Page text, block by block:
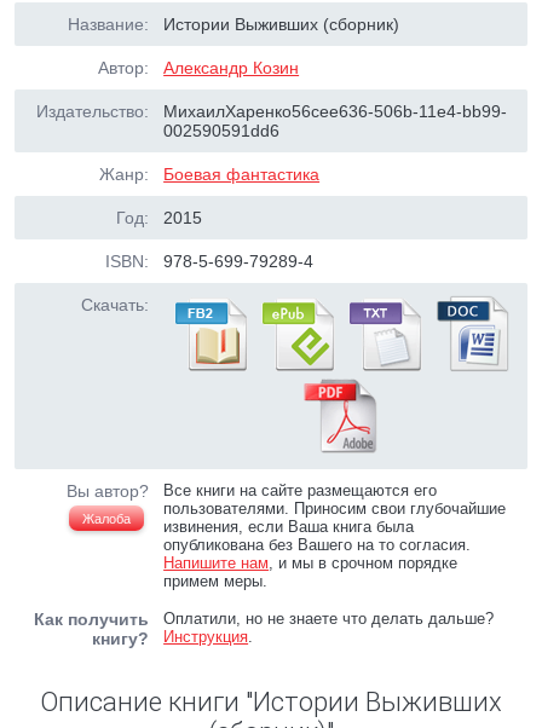
Название: Истории Выживших (сборник)
Автор: Александр Козин
Издательство:
МихаилХаренко56cee636-506b-11e4-bb99-
002590591dd6
Жанр: Боевая фантастика
Год: 2015
ISBN: 978-5-699-79289-4
Скачать:
Вы автор?
Жалоба
Все книги на сайте размещаются его
пользователями. Приносим свои глубочайшие
извинения, если Ваша книга была
опубликована без Вашего на то согласия.
Напишите нам, и мы в срочном порядке
примем меры.
Как получить
книгу?
Оплатили, но не знаете что делать дальше?
Инструкция.
Описание книги "Истории Выживших